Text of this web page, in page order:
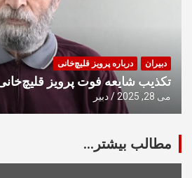
دبیران درباره پرویز قلیچ‌خانی
تکذیب شایعه فوت پرویز
می 28, 2025 دبیر
مطالب بیشتر...